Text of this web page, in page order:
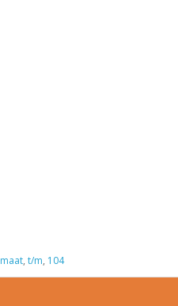
maat, t/m, 104